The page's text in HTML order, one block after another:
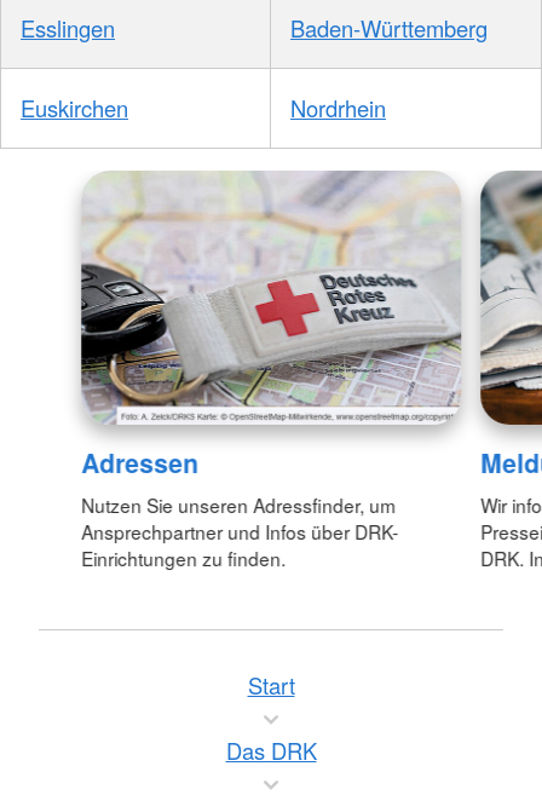
Esslingen Baden-Württemberg
Euskirchen Nordrhein
Adressen
Nutzen Sie unseren Adressfinder, um
Ansprechpartner und Infos über DRK-
Einrichtungen zu finden.
Wir
DRK.
Start
Das DRK